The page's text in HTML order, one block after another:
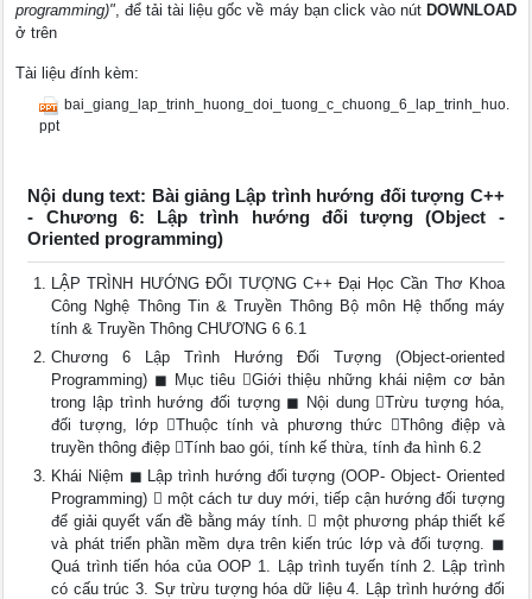
programming)", để tải tài liệu gốc về máy bạn click vào nút DOWNLOAD
ở trên
Tài liệu đính kèm:
bai_giang_lap_trinh_huong_doi_tuong_c_chuong_6_lap_trinh_huo.
ppt
Nội dung text: Bài giảng Lập trình hướng đối tượng C++
- Chương 6: Lập trình hướng đối tượng (Object -
Oriented programming)
LẬP TRÌNH HƯỚNG ĐỐI TƯỢNG C++ Đại Học Cần Thơ Khoa
Công Nghệ Thông Tin & Truyền Thông Bộ môn Hệ thống máy
tính & Truyền Thông CHƯƠNG 6 6.1
Chương 6 Lập Trình Hướng Đối Tượng (Object-oriented
Programming) ◼ Mục tiêu Giới thiệu những khái niệm cơ bản
trong lập trình hướng đối tượng ◼ Nội dung Trừu tượng hóa,
đối tượng, lớp Thuộc tính và phương thức Thông điệp và
truyền thông điệp Tính bao gói, tính kế thừa, tính đa hình 6.2
Khái Niệm ◼ Lập trình hướng đối tượng (OOP- Object- Oriented
Programming)  một cách tư duy mới, tiếp cận hướng đối tượng
để giải quyết vấn đề bằng máy tính.  một phương pháp thiết kế
và phát triển phần mềm dựa trên kiến trúc lớp và đối tượng. ◼
Quá trình tiến hóa của OOP 1. Lập trình tuyến tính 2. Lập trình
có cấu trúc 3. Sự trừu tượng hóa dữ liệu 4. Lập trình hướng đối